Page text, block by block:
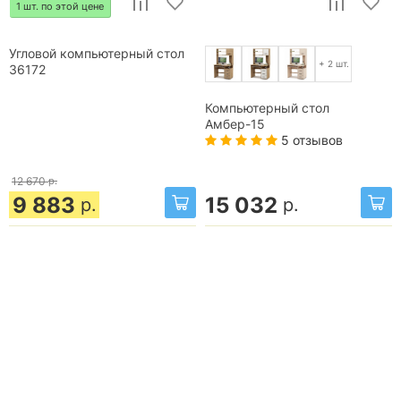
1 шт. по этой цене
Угловой компьютерный стол
36172
12 670 р.
9 883 р.
+ 2 шт.
Компьютерный стол
Амбер-15
5 отзывов
15 032 р.